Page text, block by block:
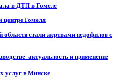
в ДТП в Гомеле
центре Гомеля
области стали жертвами педофилов с
актуальность и применение
услуг в Минске